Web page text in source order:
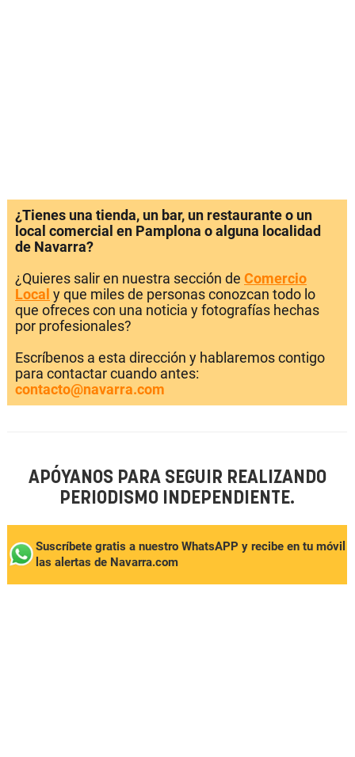
¿Tienes una tienda, un bar, un restaurante o un
local comercial en Pamplona o alguna localidad
de Navarra?
¿Quieres salir en nuestra sección de Comercio
Local y que miles de personas conozcan todo lo
que ofreces con una noticia y fotografías hechas
por profesionales?
Escríbenos a esta dirección y hablaremos contigo
para contactar cuando antes:
contacto@navarra.com
APÓYANOS PARA SEGUIR REALIZANDO
PERIODISMO INDEPENDIENTE.
Suscríbete gratis a nuestro WhatsAPP y recibe en tu móvil
las alertas de Navarra.com